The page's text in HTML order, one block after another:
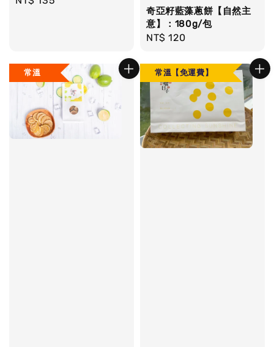
奇亞籽藍藻蔥餅【自然主
意】：180g/包
Regular
NT$ 120
常溫 常溫【免運費】